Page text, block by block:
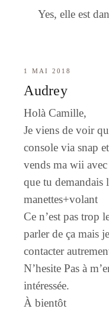
Yes, elle est
1 MAI 2018
Audrey
Holà Camille,
Je viens de voir
console via snap
vends ma wii
que tu demandais
manettes+volant
Ce n’est pas trop
parler de ça mais
contacter
N’hesite Pas à
intéressée.
À bientôt